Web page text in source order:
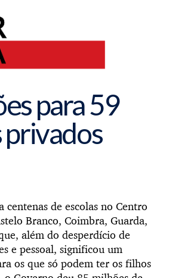
para 59
privados
centenas de escolas no Centro
Branco, Coimbra, Guarda,
além do desperdício de
e pessoal, significou um
os que só podem ter os filhos